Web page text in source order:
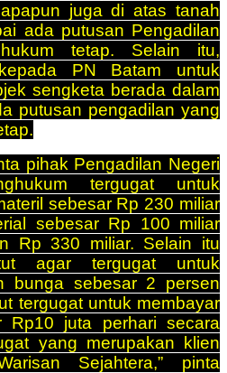
juga di atas tanah
ada putusan Pengadilan
tetap. Selain itu,
PN Batam untuk
sengketa berada dalam
putusan pengadilan yang
pihak Pengadilan Negeri
tergugat untuk
sebesar Rp 230 miliar
sebesar Rp 100 miliar
Rp 330 miliar. Selain itu
agar tergugat untuk
bunga sebesar 2 persen
tergugat untuk membayar
Rp10 juta perhari secara
yang merupakan klien
Sejahtera,” pinta